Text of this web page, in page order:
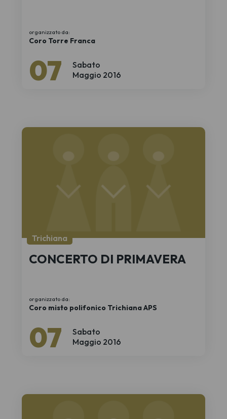
Sabato
07 Maggio 2016
organizzato da:
Coro Torre Franca
Sabato
07 Maggio 2016
Trichiana
CONCERTO DI PRIMAVERA
organizzato da:
Coro misto polifonico Trichiana APS